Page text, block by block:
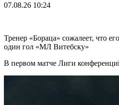
07.08.26 10:24
Тренер «Бораца» сожалеет, что
один гол «МЛ Витебску»
В первом матче Лиги